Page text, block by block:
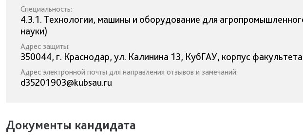
Специальность:
4.3.1. Технологии, машины и оборудование для
науки)
Адрес защиты:
350044, г. Краснодар, ул. Калинина 13, КубГАУ, корпус
Адрес электронной почты для направления отзывов и замечаний:
d35201903@kubsau.ru
Документы кандидата